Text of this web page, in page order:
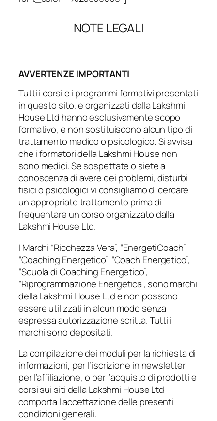
NOTE LEGALI
AVVERTENZE IMPORTANTI
Tutti i corsi e i programmi formativi presentati
in questo sito, e organizzati dalla Lakshmi
House Ltd hanno esclusivamente scopo
formativo, e non sostituiscono alcun tipo di
trattamento medico o psicologico. Si avvisa
che i formatori della Lakshmi House non
sono medici. Se sospettate o siete a
conoscenza di avere dei problemi, disturbi
fisici o psicologici vi consigliamo di cercare
un appropriato trattamento prima di
frequentare un corso organizzato dalla
Lakshmi House Ltd.
I Marchi “Ricchezza Vera”, “EnergetiCoach”,
“Coaching Energetico”, “Coach Energetico”,
“Scuola di Coaching Energetico”,
“Riprogrammazione Energetica”, sono marchi
della Lakshmi House Ltd e non possono
essere utilizzati in alcun modo senza
espressa autorizzazione scritta. Tutti i
marchi sono depositati.
La compilazione dei moduli per la richiesta di
informazioni, per l’iscrizione in newsletter,
per l’affiliazione, o per l’acquisto di prodotti e
corsi sui siti della Lakshmi House Ltd
comporta l’accettazione delle presenti
condizioni generali.